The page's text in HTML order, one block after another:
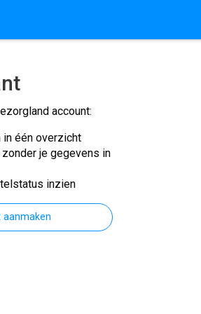
account:
één overzicht
je gegevens in
inzien